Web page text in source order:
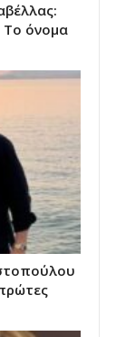
Το όνομα